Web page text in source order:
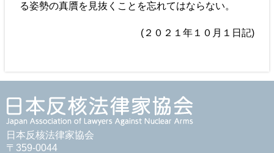
る姿勢の真贋を見抜くことを忘れてはならない。
(２０２１年１０月１日記)
日本反核法律家協会
〒359-0044